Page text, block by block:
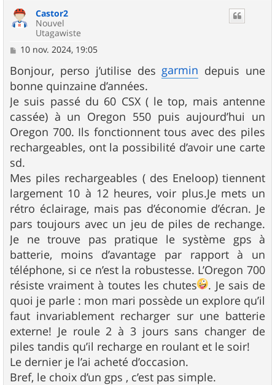
Castor2
Nouvel
Utagawiste
M
s
s
a
g
e
10 nov. 2024, 19:05
Bonjour, perso j’utilise desgarmin depuis une
bonne quinzaine d’années.
Je suis passé du 60 CSX ( le top, mais antenne
cassée) à un Oregon 550 puis aujourd’hui un
Oregon 700. Ils fonctionnent tous avec des piles
rechargeables, ont la possibilité d’avoir une carte
sd.
Mes piles rechargeables ( des Eneloop) tiennent
largement 10 à 12 heures, voir plus.Je mets un
rétro éclairage, mais pas d’économie d’écran. Je
pars toujours avec un jeu de piles de rechange.
Je ne trouve pas pratique le système gps à
batterie, moins d’avantage par rapport à un
téléphone, si ce n’est la robustesse. L’Oregon 700
résiste vraiment à toutes les chutes
. Je sais de
quoi je parle : mon mari possède un explore qu’il
faut invariablement recharger sur une batterie
externe! Je roule 2 à 3 jours sans changer de
piles tandis qu’il recharge en roulant et le soir!
Le dernier je l’ai acheté d’occasion.
Bref, le choix d’un gps , c’est pas simple.